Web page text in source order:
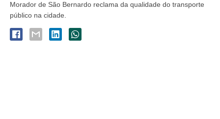
Morador de São Bernardo reclama da qualidade do transporte
público na cidade.